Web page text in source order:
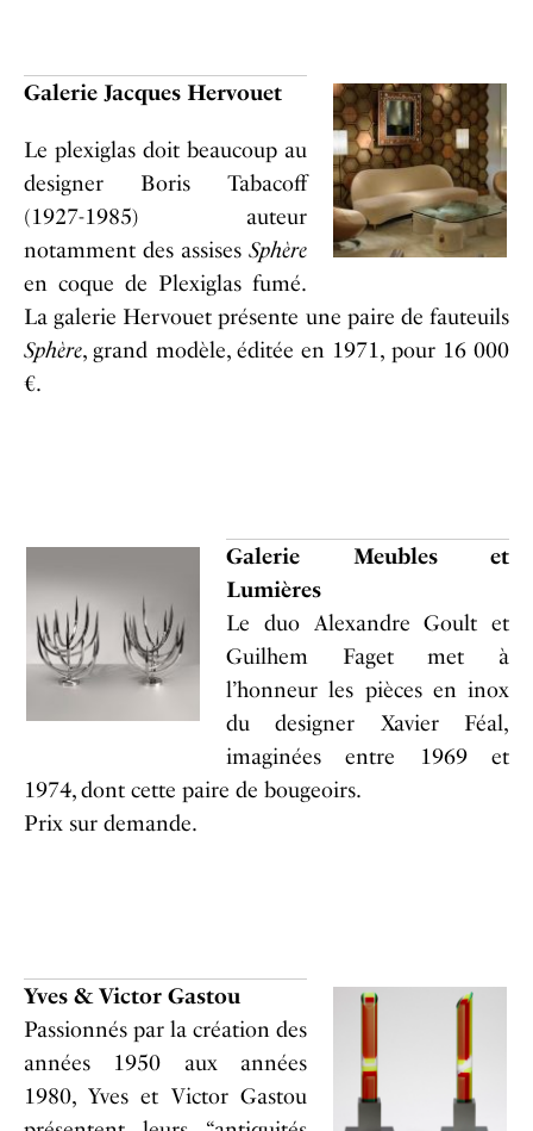
Galerie Jacques Hervouet
Le plexiglas doit beaucoup au
designer Boris Tabacoff
(1927-1985) auteur
notamment des assises Sphère
en coque de Plexiglas fumé.
La galerie Hervouet présente une paire de fauteuils
Sphère, grand modèle, éditée en 1971, pour 16 000
€.
Galerie Meubles et
Lumières
Le duo Alexandre Goult et
Guilhem Faget met à
l’honneur les pièces en inox
du designer Xavier Féal,
imaginées entre 1969 et
1974, dont cette paire de bougeoirs.
Prix sur demande.
Yves & Victor Gastou
Passionnés par la création des
années 1950 aux années
1980, Yves et Victor Gastou